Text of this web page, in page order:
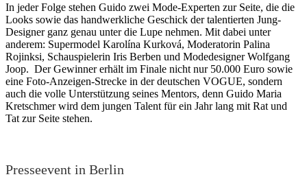
In jeder Folge stehen Guido zwei Mode-Experten zur Seite, die die
Looks sowie das handwerkliche Geschick der talentierten Jung-
Designer ganz genau unter die Lupe nehmen. Mit dabei unter
anderem: Supermodel Karolína Kurková, Moderatorin Palina
Rojinksi, Schauspielerin Iris Berben und Modedesigner Wolfgang
Joop. Der Gewinner erhält im Finale nicht nur 50.000 Euro sowie
eine Foto-Anzeigen-Strecke in der deutschen VOGUE, sondern
auch die volle Unterstützung seines Mentors, denn Guido Maria
Kretschmer wird dem jungen Talent für ein Jahr lang mit Rat und
Tat zur Seite stehen.
Presseevent in Berlin